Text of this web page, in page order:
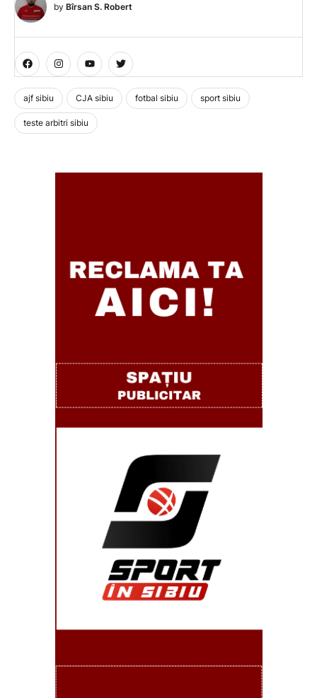
by Bîrsan S. Robert
ajf sibiu CJA sibiu fotbal sibiu sport sibiu
teste arbitri sibiu